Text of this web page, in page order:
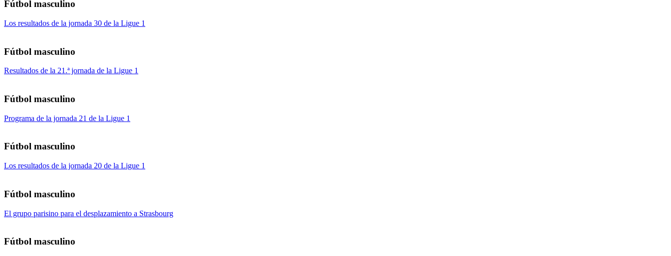
Fútbol masculino
Los resultados de la jornada 30 de la Ligue 1
Fútbol masculino
Resultados de la 21.ª jornada de la Ligue 1
Fútbol masculino
Programa de la jornada 21 de la Ligue 1
Fútbol masculino
Los resultados de la jornada 20 de la Ligue 1
Fútbol masculino
El grupo parisino para el desplazamiento a Strasbourg
Fútbol masculino